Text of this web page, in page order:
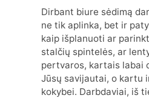
Dirbant biure sėdimą
ne tik aplinka, bet ir
kaip išplanuoti ar
stalčių spintelės, ar
pertvaros, kartais labai
Jūsų savijautai, o kartu
kokybei. Darbdaviai, iš